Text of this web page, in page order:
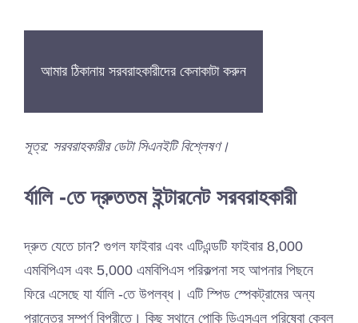
আমার ঠিকানায় সরবরাহকারীদের কেনাকাটা করুন
সূত্র: সরবরাহকারীর ডেটা সিএনইটি বিশ্লেষণ।
র্যালি -তে দ্রুততম ইন্টারনেট সরবরাহকারী
দ্রুত যেতে চান? গুগল ফাইবার এবং এটিএন্ডটি ফাইবার 8,000
এমবিপিএস এবং 5,000 এমবিপিএস পরিকল্পনা সহ আপনার পিছনে
ফিরে এসেছে যা র্যালি -তে উপলব্ধ। এটি স্পিড স্পেকট্রামের অন্য
প্রান্তের সম্পূর্ণ বিপরীতে। কিছু স্থানে পোকি ডিএসএল পরিষেবা কেবল